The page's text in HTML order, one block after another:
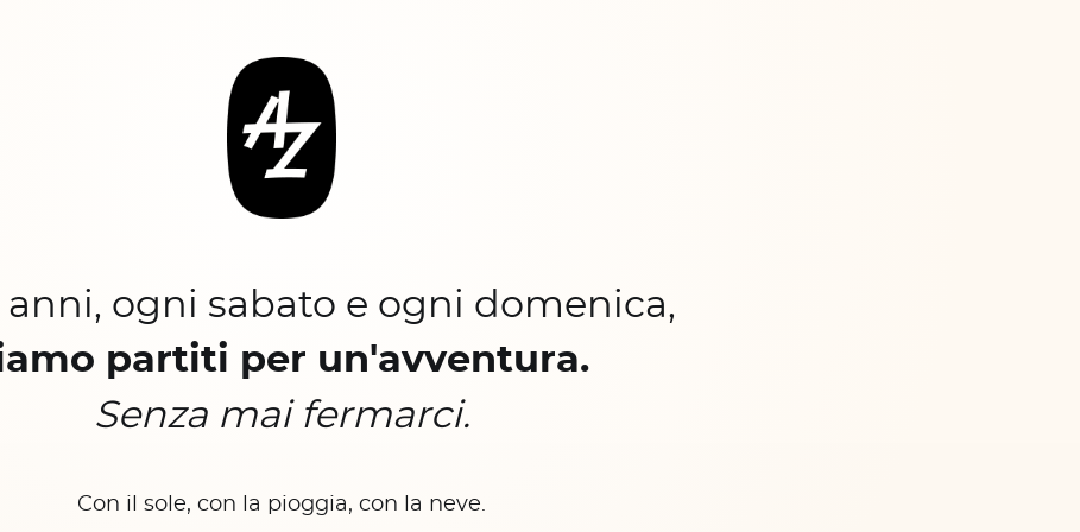
anni, ogni sabato e ogni domenica,
partiti per un'avventura.
Senza mai fermarci.
Con il sole, con la pioggia, con la neve.